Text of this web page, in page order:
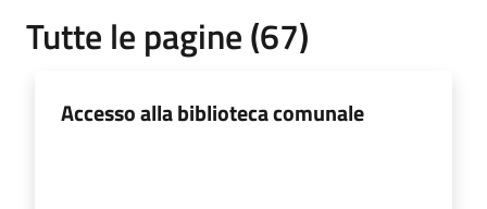
Tutte le pagine (67)
Accesso alla biblioteca comunale